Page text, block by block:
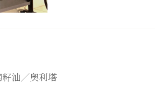
油／奧利塔